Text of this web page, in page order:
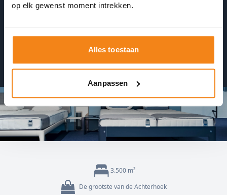
op elk gewenst moment intrekken.
Alles toestaan
Aanpassen
Plan 24/7 een afspraak in
Ontvang direct een bevestiging
3.500 m²
De grootste van de Achterhoek